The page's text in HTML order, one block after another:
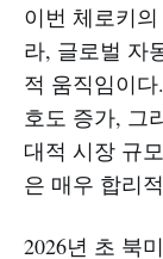
이번 체로키
라, 글로벌 자
적 움직임이
호도 증가, 그
대적 시장 규
은 매우 합리
2026년 초 북